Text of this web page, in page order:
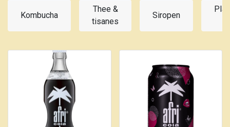
Kombucha
Thee &
tisanes
Siropen